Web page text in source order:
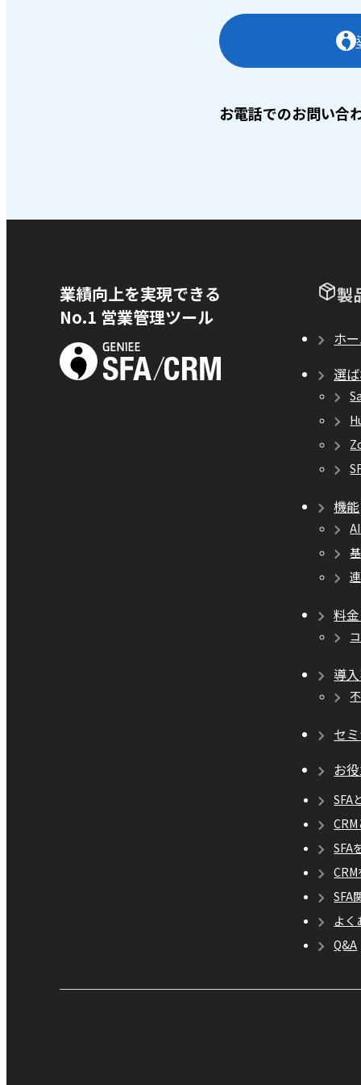
お電話でのお問い合
業績向上を実現できる
No.1 営業管理ツール
製
ホ
選
機能
料
導
セ
お
SFA
SFA
SFA
よく
Q&A